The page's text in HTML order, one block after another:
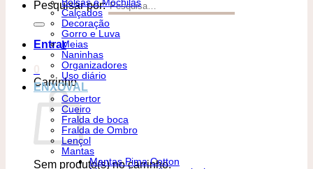
Pesquisar por:
Entrar
Carrinho
Sem produto(s) no carrinho.
Bolsas e Mochilas
Calçados
Decoração
Gorro e Luva
Meias
Naninhas
Organizadores
Uso diário
ENXOVAL
Cobertor
Cueiro
Fralda de boca
Fralda de Ombro
Lençol
Mantas
Mantas Pima Cotton